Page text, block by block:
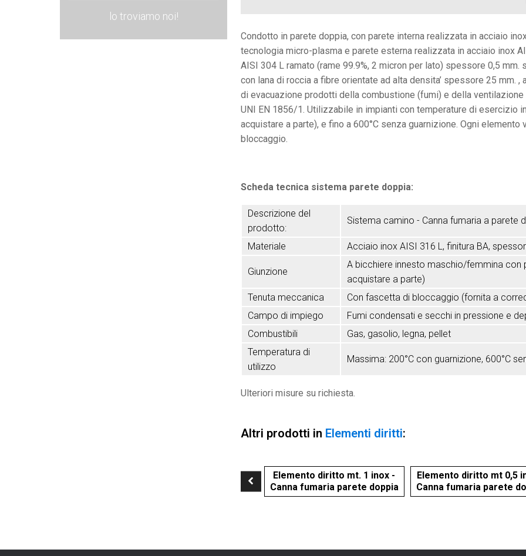
lo troviamo noi!
Condotto in parete doppia, con parete interna realizzata in acciaio
tecnologia micro-plasma e parete esterna realizzata in acciaio inox
AISI 304 L ramato (rame 99.9%, 2 micron per lato) spessore 0,5
con lana di roccia a fibre orientate ad alta densita’ spessore 25 mm.
di evacuazione prodotti della combustione (fumi) e della
UNI EN 1856/1. Utilizzabile in impianti con temperature di esercizio
acquistare a parte), e fino a 600°C senza guarnizione. Ogni
bloccaggio.
Scheda tecnica sistema parete doppia:
Descrizione del
prodotto:
Sistema camino - Canna fumaria a parete
Materiale Acciaio inox AISI 316 L, finitura BA,
Giunzione
A bicchiere innesto maschio/femmina con
acquistare a parte)
Tenuta meccanica
Con fascetta di bloccaggio (fornita a
Campo di impiego
Fumi condensati e secchi in pressione e
Combustibili
Gas, gasolio, legna, pellet
Temperatura di
utilizzo
Massima: 200°C con guarnizione, 600°C
Ulteriori misure su richiesta.
Altri prodotti in Elementi diritti:
Elemento diritto mt. 1 inox -
Canna fumaria parete doppia
Elemento diritto mt 0,5
Canna fumaria parete